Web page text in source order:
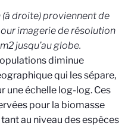
droite) proviennent de
imagerie de résolution
jusqu’au globe.
diminue
qui les sépare,
une échelle log-log. Ces
pour la biomasse
au niveau des espèces